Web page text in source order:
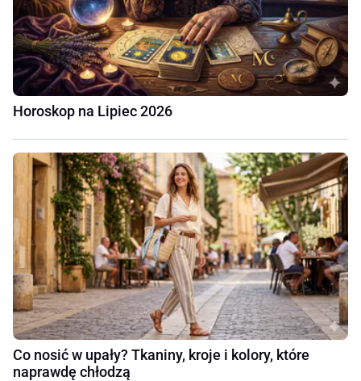
Horoskop na Lipiec 2026
Co nosić w upały? Tkaniny, kroje i kolory, które
naprawdę chłodzą